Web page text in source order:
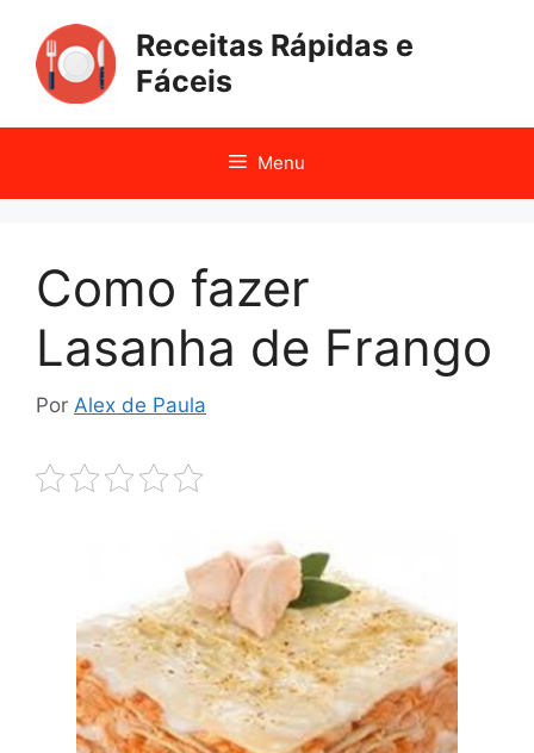
para
conteúdo
Receitas Rápidas e
Fáceis
Menu
Como fazer
Lasanha de Frango
Por Alex de Paula